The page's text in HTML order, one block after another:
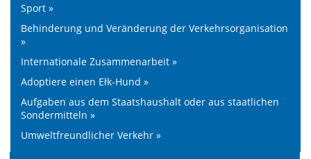
Sport »
Behinderung und Veränderung der Verkehrsorganisation
»
Internationale Zusammenarbeit »
Adoptiere einen Ełk-Hund »
Aufgaben aus dem Staatshaushalt oder aus staatlichen
Sondermitteln »
Umweltfreundlicher Verkehr »